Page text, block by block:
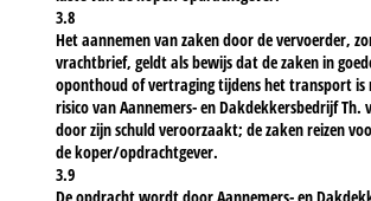
3.8
Het aannemen van zaken door de vervoerder,
vrachtbrief, geldt als bewijs dat de zaken in
oponthoud of vertraging tijdens het transport is
risico van Aannemers- en Dakdekkersbedrijf Th.
door zijn schuld veroorzaakt; de zaken reizen
de koper/opdrachtgever.
3.9